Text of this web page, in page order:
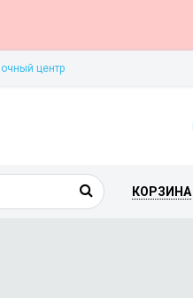
центр
КОРЗИНА